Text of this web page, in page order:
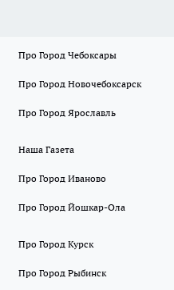
Про Город Чебоксары
Про Город Новочебоксарск
Про Город Ярославль
Наша Газета
Про Город Иваново
Про Город Йошкар-Ола
Про Город Курск
Про Город Рыбинск